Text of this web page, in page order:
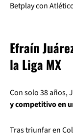
Betplay con
Efraín
la Liga MX
Con solo 38 años,
y competitivo en
Tras triunfar en